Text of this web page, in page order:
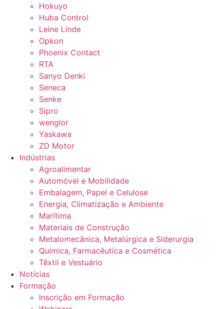
Hokuyo
Huba Control
Leine Linde
Opkon
Phoenix Contact
RTA
Sanyo Denki
Seneca
Senke
Sipro
wenglor
Yaskawa
ZD Motor
Indústrias
Agroalimentar
Automóvel e Mobilidade
Embalagem, Papel e Celulose
Energia, Climatização e Ambiente
Marítima
Materiais de Construção
Metalomecânica, Metalúrgica e Siderurgia
Química, Farmacêutica e Cosmética
Têxtil e Vestuário
Notícias
Formação
Inscrição em Formação